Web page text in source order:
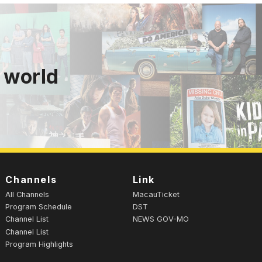
world
Channels
All Channels
Program Schedule
Channel List
Channel List
Program Highlights
Link
MacauTicket
DST
NEWS GOV-MO